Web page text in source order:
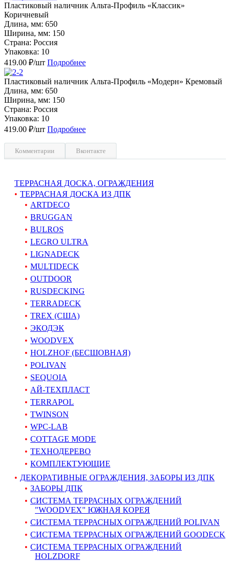
Пластиковый наличник Альта-Профиль «Классик»
Коричневый
Длина, мм: 650
Ширина, мм: 150
Страна: Россия
Упаковка: 10
419.00 ₽/шт Подробнее
Пластиковый наличник Альта-Профиль «Модерн» Кремовый
Длина, мм: 650
Ширина, мм: 150
Страна: Россия
Упаковка: 10
419.00 ₽/шт Подробнее
Комментарии Вконтакте
ТЕРРАСНАЯ ДОСКА, ОГРАЖДЕНИЯ
ТЕРРАСНАЯ ДОСКА ИЗ ДПК
ARTDECO
BRUGGAN
BULROS
LEGRO ULTRA
LIGNADECK
MULTIDECK
OUTDOOR
RUSDECKING
TERRADECK
TREX (США)
ЭКОДЭК
WOODVEX
HOLZHOF (БЕСШОВНАЯ)
POLIVAN
SEQUOIA
АЙ-ТЕХПЛАСТ
TERRAPOL
TWINSON
WPC-LAB
COTTAGE MODE
ТЕХНОДЕРЕВО
КОМПЛЕКТУЮЩИЕ
ДЕКОРАТИВНЫЕ ОГРАЖДЕНИЯ, ЗАБОРЫ ИЗ ДПК
ЗАБОРЫ ДПК
СИСТЕМА ТЕРРАСНЫХ ОГРАЖДЕНИЙ
"WOODVEX" ЮЖНАЯ КОРЕЯ
СИСТЕМА ТЕРРАСНЫХ ОГРАЖДЕНИЙ POLIVAN
СИСТЕМА ТЕРРАСНЫХ ОГРАЖДЕНИЙ GOODECK
СИСТЕМА ТЕРРАСНЫХ ОГРАЖДЕНИЙ
HOLZDORF